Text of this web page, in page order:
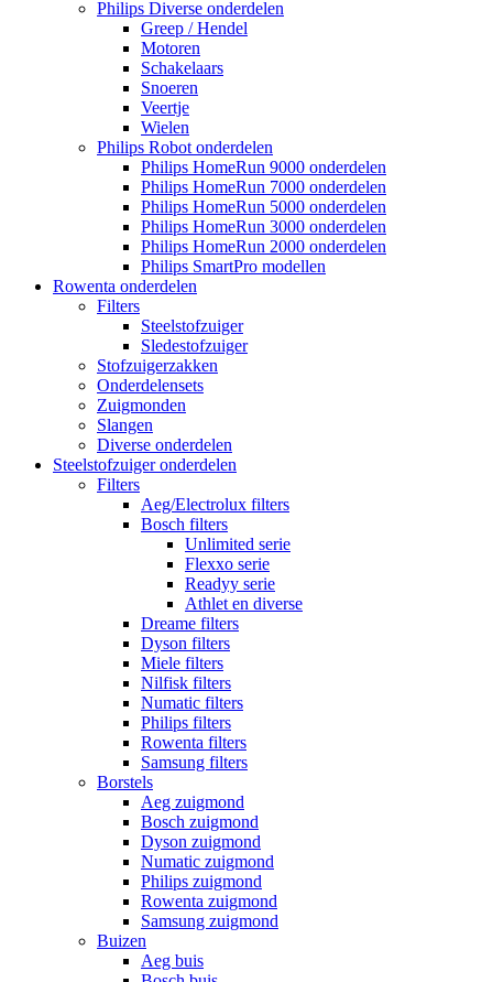
Philips Diverse onderdelen
Greep / Hendel
Motoren
Schakelaars
Snoeren
Veertje
Wielen
Philips Robot onderdelen
Philips HomeRun 9000 onderdelen
Philips HomeRun 7000 onderdelen
Philips HomeRun 5000 onderdelen
Philips HomeRun 3000 onderdelen
Philips HomeRun 2000 onderdelen
Philips SmartPro modellen
Rowenta onderdelen
Filters
Steelstofzuiger
Sledestofzuiger
Stofzuigerzakken
Onderdelensets
Zuigmonden
Slangen
Diverse onderdelen
Steelstofzuiger onderdelen
Filters
Aeg/Electrolux filters
Bosch filters
Unlimited serie
Flexxo serie
Readyy serie
Athlet en diverse
Dreame filters
Dyson filters
Miele filters
Nilfisk filters
Numatic filters
Philips filters
Rowenta filters
Samsung filters
Borstels
Aeg zuigmond
Bosch zuigmond
Dyson zuigmond
Numatic zuigmond
Philips zuigmond
Rowenta zuigmond
Samsung zuigmond
Buizen
Aeg buis